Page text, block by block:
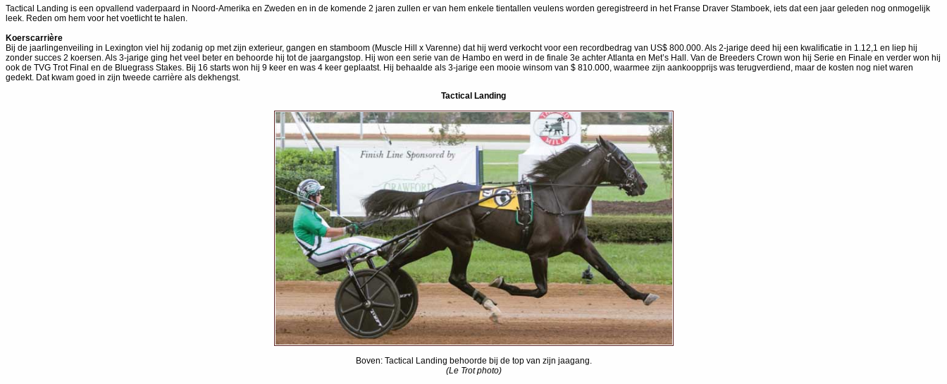
Tactical Landing is een opvallend vaderpaard in Noord-Amerika en Zweden en in de komende 2 jaren zullen er van hem enkele tientallen veulens worden geregistreerd in het Franse Draver Stamboek, iets dat een jaar geleden nog onmogelijk
leek. Reden om hem voor het voetlicht te halen.
Koerscarrière
Bij de jaarlingenveiling in Lexington viel hij zodanig op met zijn exterieur, gangen en stamboom (Muscle Hill x Varenne) dat hij werd verkocht voor een recordbedrag van US$ 800.000. Als 2-jarige deed hij een kwalificatie in 1.12,1 en liep hij
zonder succes 2 koersen. Als 3-jarige ging het veel beter en behoorde hij tot de jaargangstop. Hij won een serie van de Hambo en werd in de finale 3e achter Atlanta en Met’s Hall. Van de Breeders Crown won hij Serie en Finale en verder won hij
ook de TVG Trot Final en de Bluegrass Stakes. Bij 16 starts won hij 9 keer en was 4 keer geplaatst. Hij behaalde als 3-jarige een mooie winsom van $ 810.000, waarmee zijn aankoopprijs was terugverdiend, maar de kosten nog niet waren
gedekt. Dat kwam goed in zijn tweede carrière als dekhengst.
Tactical Landing
Boven: Tactical Landing behoorde bij de top van zijn jaagang.
(Le Trot photo)